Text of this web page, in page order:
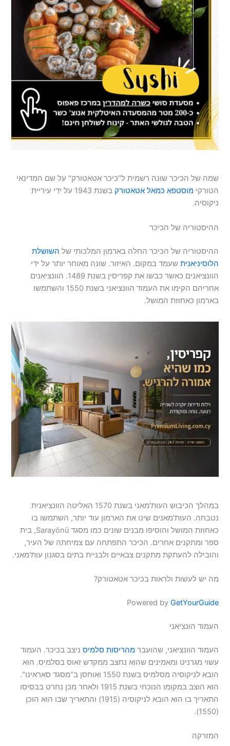
שמה של הכיכר שונה רשמית ל"כיכר אטאטורק" על שם המדינאי
הטורקימוסטפא כמאל אטאטורק
בשנת 1943 על ידי עיריית
ניקוסיה.
ההיסטוריה של הכיכר
ההיסטוריה של הכיכר החלה בארמון המלכותי של השושלת
הלוסיניאנית שעמד במקום. האיזור. שונה מאוחר יותר על ידי
הוונציאנים כאשר כבשו את קפריסין בשנת 1489. הוונציאנים
אחריהם הקימו את העמוד הוונציאני בשנת 1550 והשתמשו
בארמון כאחוזת המושל.
במהלך הכיבוש העות'מאני בשנת 1570 האליטה הוונציאנית
נטבחה. העות'מאנים שינו את הארמון עוד יותר, השתמשו בו
כאחוזת המושל והוסיפו מבנים שונים כמו מסגד Sarayönü, בית
ספר ומתקנים אחרים. הכיכר התפתחה עם צמיחתה של העיר,
והובילה להעתקת מתקנים צבאיים ולבניית בתים בסגנון עות'מאני.
מה יש לעשות ולראות בכיכר אטאטורק?
Powered by GetYourGuide
העמוד הונציאני
העמוד הוונציאני, שהועברמהריסות סלמיס ניצב בכיכר. העמוד
עשוי מגרניט ומאמינים שהוא נחצב ממקדש זאוס בסלמיס. הוא
הובא לניקוסיה מסלמיס בשנת 1550 ואוחסן ב"מסגד סאראינו".
הוא הוצב במקומו הנוכחי בשנת 1915 ולאחר מכן נחרט בבסיסו
התאריך בו הוא הובא לניקוסיה (1915) והתאריך שבו הוא הוכן
(1550).
המזרקה